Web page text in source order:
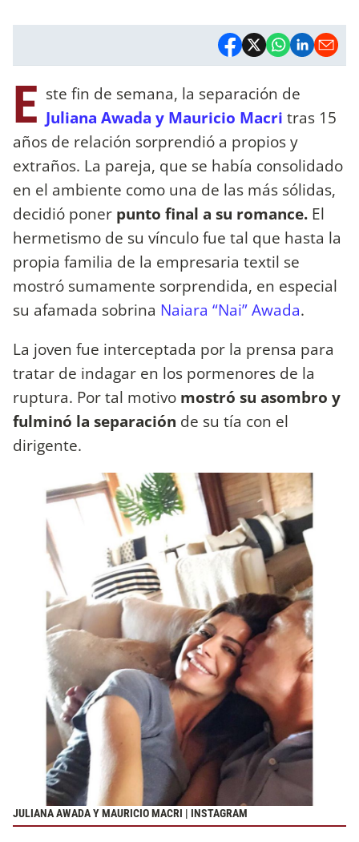
E ste fin de semana, la separación de
Juliana Awada y Mauricio Macri tras 15
años de relación sorprendió a propios y
extraños. La pareja, que se había consolidado
en el ambiente como una de las más sólidas,
decidió poner punto final a su romance. El
hermetismo de su vínculo fue tal que hasta la
propia familia de la empresaria textil se
mostró sumamente sorprendida, en especial
su afamada sobrina Naiara “Nai” Awada.
La joven fue interceptada por la prensa para
tratar de indagar en los pormenores de la
ruptura. Por tal motivo mostró su asombro y
fulminó la separación de su tía con el
dirigente.
JULIANA AWADA Y MAURICIO MACRI | INSTAGRAM